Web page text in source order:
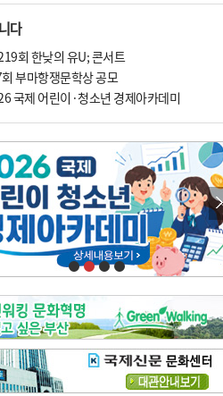
구·군 승진 축하화분 관행 없애자니 소상공인 울상
크[전체보기]
우산 털중나리
스[전체보기]
시민이 개발한 폭염 대응 앱 ‘그늘로’ 길안내 지도 등 인기
골목 맛집 발굴 고메 셀렉션…부산시, 페스티벌 시월 연계
날씨-[전체보기]
의 날씨- 2026년 8월 7일
날씨- 2026년 8월 6일
혼해요-[전체보기]
혼해요- 김홍윤·정세빈 커플
다
회 한낮의 유U; 콘서트
회 부마항쟁문학상 공모
국제 어린이·청소년 경제아카데미